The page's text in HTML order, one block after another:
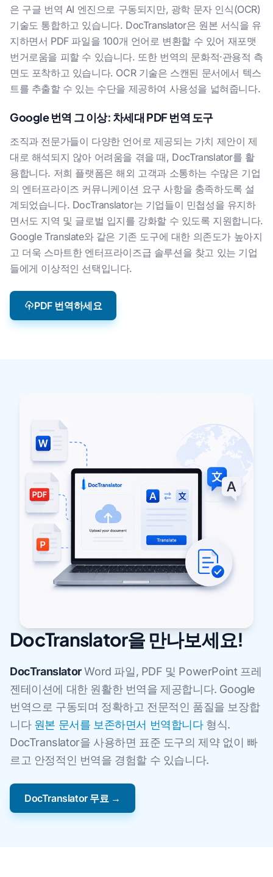
은 구글 번역 AI 엔진으로 구동되지만, 광학 문자 인식(OCR)
기술도 통합하고 있습니다. DocTranslator은 원본 서식을 유
지하면서 PDF 파일을 100개 언어로 변환할 수 있어 재포맷
번거로움을 피할 수 있습니다. 또한 번역의 문화적·관용적 측
면도 포착하고 있습니다. OCR 기술은 스캔된 문서에서 텍스
트를 추출할 수 있는 수단을 제공하여 사용성을 넓혀줍니다.
Google 번역 그 이상: 차세대 PDF 번역 도구
조직과 전문가들이 다양한 언어로 제공되는 가치 제안이 제
대로 해석되지 않아 어려움을 겪을 때, DocTranslator를 활
용합니다. 저희 플랫폼은 해외 고객과 소통하는 수많은 기업
의 엔터프라이즈 커뮤니케이션 요구 사항을 충족하도록 설
계되었습니다. DocTranslator는 기업들이 민첩성을 유지하
면서도 지역 및 글로벌 입지를 강화할 수 있도록 지원합니다.
Google Translate와 같은 기존 도구에 대한 의존도가 높아지
고 더욱 스마트한 엔터프라이즈급 솔루션을 찾고 있는 기업
들에게 이상적인 선택입니다.
PDF 번역하세요
DocTranslator을 만나보세요!
DocTranslatorWord 파일, PDF 및 PowerPoint 프레
젠테이션에 대한 원활한 번역을 제공합니다. Google
번역으로 구동되며 정확하고 전문적인 품질을 보장합
니다 원본 문서를 보존하면서 번역합니다형식.
DocTranslator을 사용하면 표준 도구의 제약 없이 빠
르고 안정적인 번역을 경험할 수 있습니다.
DocTranslator 무료 →